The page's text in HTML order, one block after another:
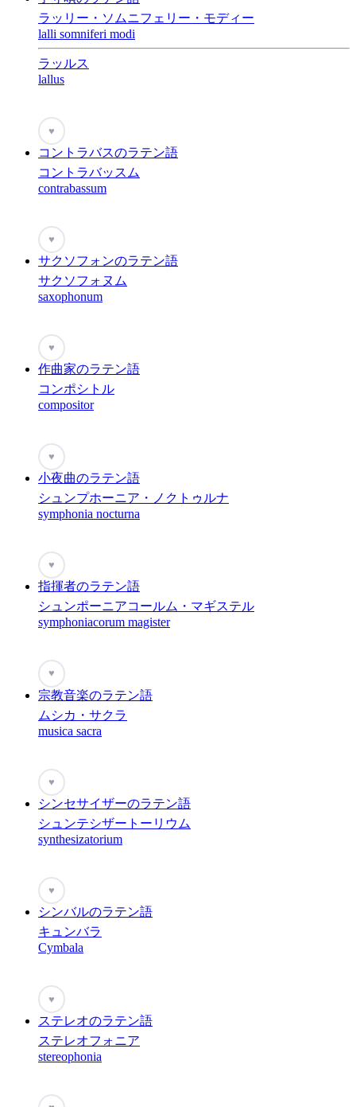
ラッリー・ソムニフェリー・モディー
lalli somniferi modi
ラッルス
lallus
♥
コントラバスのラテン語
コントラバッスム
contrabassum
♥
サクソフォンのラテン語
サクソフォヌム
saxophonum
♥
作曲家のラテン語
コンポシトル
compositor
♥
小夜曲のラテン語
シュンプホーニア・ノクトゥルナ
symphonia nocturna
♥
指揮者のラテン語
シュンポーニアコールム・マギステル
symphoniacorum magister
♥
宗教音楽のラテン語
ムシカ・サクラ
musica sacra
♥
シンセサイザーのラテン語
シュンテシザートーリウム
synthesizatorium
♥
シンバルのラテン語
キュンバラ
Cymbala
♥
ステレオのラテン語
ステレオフォニア
stereophonia